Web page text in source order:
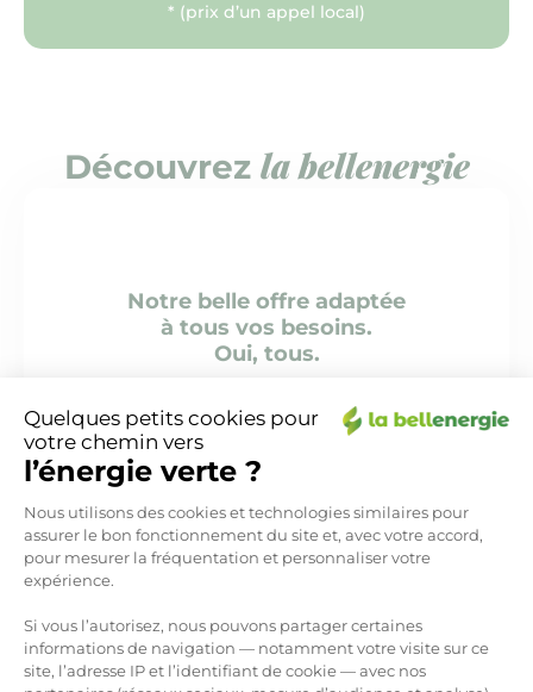
Quelques petits cookies pour
votre chemin vers
l’énergie verte ?
Plateforme de Gestion du
Nous utilisons des cookies et technologies similaires pour
assurer le bon fonctionnement du site et, avec votre accord,
pour mesurer la fréquentation et personnaliser votre
expérience.
Si vous l’autorisez, nous pouvons partager certaines
informations de navigation — notamment votre visite sur ce
site, l’adresse IP et l’identifiant de cookie — avec nos
* (prix d’un appel local)
Découvrez la bellenergie
Notre belle offre adaptée
à tous vos besoins.
Oui, tous.
Voir l'offre d'électricité verte
Plus de détails sur notre société et
notre souhait de créer un monde
plus vert